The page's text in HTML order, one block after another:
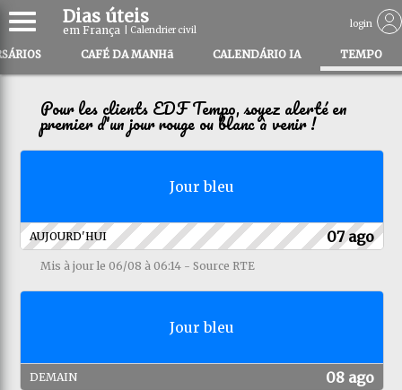
Dias úteis
em França | Calendrier civil
login
CAFÉ DA MANHã CALENDÁRIO IA TEMPO
Pour les clients EDF Tempo, soyez alerté en
premier d'un jour rouge ou blanc à venir !
Jour bleu
AUJOURD'HUI 07 ago
Mis à jour le 06/08 à 06:14 - Source RTE
Jour bleu
DEMAIN 08 ago